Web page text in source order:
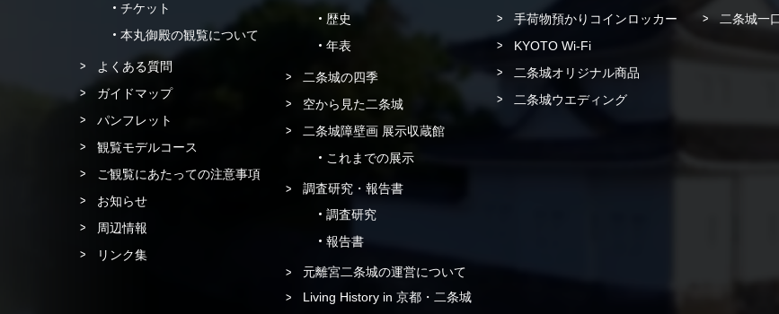
チケット
本丸御殿の観覧について
よくある質問
ガイドマップ
パンフレット
観覧モデルコース
ご観覧にあたっての注意事項
お知らせ
周辺情報
リンク集
歴史
年表
二条城の四季
空から見た二条城
二条城障壁画 展示収蔵館
これまでの展示
調査研究・報告書
調査研究
報告書
元離宮二条城の運営について
Living History in 京都・二条城
手荷物預かりコインロッカー
KYOTO Wi-Fi
二条城オリジナル商品
二条城ウエディング
二条城一